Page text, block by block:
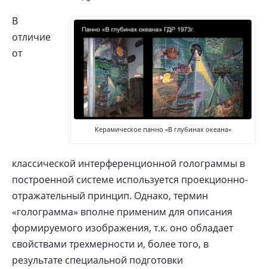
Керамическое панно «В глубинах океана»
В
отличие
от
классической интерференционной голограммы в
построенной системе используется проекционно-
отражательный принцип. Однако, термин
«голограмма» вполне применим для описания
формируемого изображения, т.к. оно обладает
свойствами трехмерности и, более того, в
результате специальной подготовки